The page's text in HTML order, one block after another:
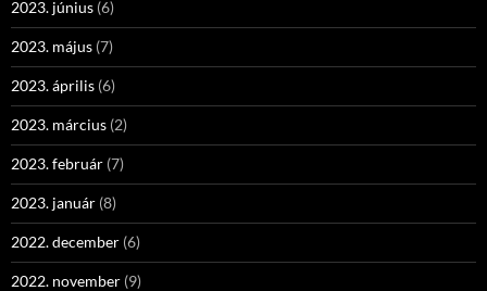
2023. június (6)
2023. május (7)
2023. április (6)
2023. március (2)
2023. február (7)
2023. január (8)
2022. december (6)
2022. november (9)